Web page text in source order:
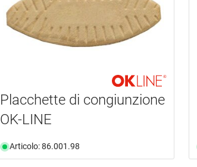
Placchette di congiunzione
OK-LINE
Articolo: 86.001.98